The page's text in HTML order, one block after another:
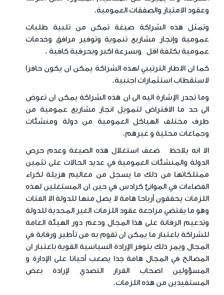
وعقود الامتياز والصفقات العمومية.
وتمثل هذه الشراكة صيغة تمكن من تلبية طلبات
عمومية وإنجاز مشاريع تنموية وتوفير مرافق وخدمات
عمومية بكلفة اقل وبسرعة اكبر وبحرفية كافية .
كما ان الاطار الترتيبي لهذه الشراكة يمكن ان يكون حافزا
لاستقطاب استثمارات اجنبية.
وما تجدر الإشارة اليه الى ان هذه الشراكة يمكن ان تعوض
الى حد ما الاقتراض لتمويل انجاز مشاريع عمومية من
طرف مختلف الهياكل العمومية من دولة ومنشئات
وجماعات محلية و غيرهم.
الا انه يلاحظ ضعف استغلال هذه الصيغة وعدم حرص
الدولة والمنشئات العمومية في عديد الحالات على تثمين
ممتلكاتها من ذلك ما يسجل من معاليم هزيلة لكراء
الفضاءات في الموانئ كرادس في حين ان المستغلين لهذه
اللزمات يحققون أرباحا هامة لا يصل منها للدولة الا الفتات
وهو ما يقتضي مراجعة عقود اللزمات الغير المجدية للدولة
وتدعيم الرقابة على هذا المجال ودعم دور الهيئة العامة
للشراكة باعتبار ما يمكن ان تقوم به من تأطير ورقابة في
المجال ويمر ذلك بتوفر الإرادة السياسية القوية باعتبار ان
المصالح في المجال هامة جدا يصعب أحيانا على الإدارة و
المسؤولين اصحاب القرار التصدي لإرادة بعض
المستفيدين من هذه اللزمات.